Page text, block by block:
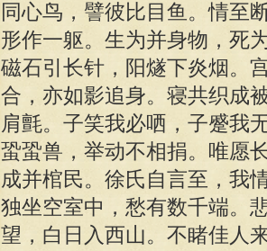
同心鸟，譬彼比目鱼。情至
形作一躯。生为并身物，死
磁石引长针，阳燧下炎烟。
合，亦如影追身。寝共织成
肩氈。子笑我必哂，子蹙我
蛩蛩兽，举动不相捐。唯愿
成并棺民。徐氏自言至，我
独坐空室中，愁有数千端。
望，白日入西山。不睹佳人